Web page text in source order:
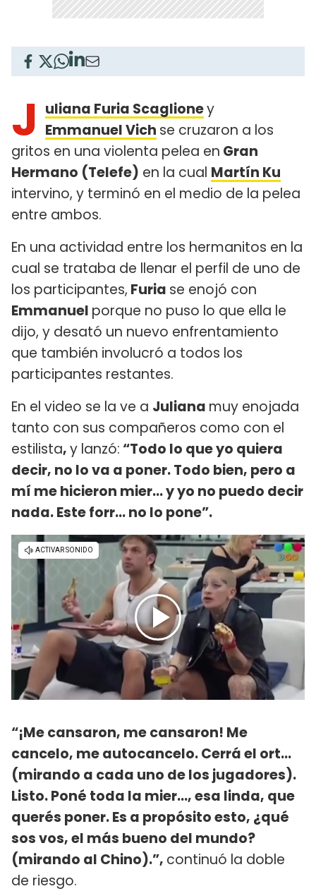
J uliana Furia Scaglioney
Emmanuel Vich se cruzaron a los
gritos en una violenta pelea en Gran
Hermano (Telefe) en la cual Martín Ku
intervino, y terminó en el medio de la pelea
entre ambos.
En una actividad entre los hermanitos en la
cual se trataba de llenar el perfil de uno de
los participantes, Furia se enojó con
Emmanuel porque no puso lo que ella le
dijo, y desató un nuevo enfrentamiento
que también involucró a todos los
participantes restantes.
En el video se la ve a Juliana muy enojada
tanto con sus compañeros como con el
estilista,y lanzó: “Todo lo que yo quiera
decir, no lo va a poner. Todo bien, pero a
mí me hicieron mier… y yo no puedo decir
nada. Este forr… no lo pone”.
“¡Me cansaron, me cansaron! Me
cancelo, me autocancelo. Cerrá el ort…
(mirando a cada uno de los jugadores).
Listo. Poné toda la mier…, esa linda, que
querés poner. Es a propósito esto, ¿qué
sos vos, el más bueno del mundo?
(mirando al Chino).”, continuó la doble
de riesgo.